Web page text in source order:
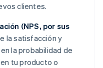
clientes.
(NPS, por sus
la satisfacción y
la probabilidad de
tu producto o